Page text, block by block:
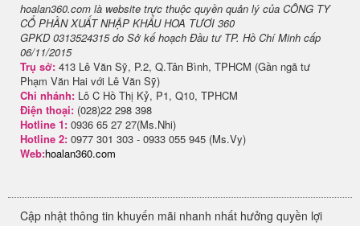
hoalan360.com là website trực thuộc quyền quản lý của CÔNG TY
CỔ PHẦN XUẤT NHẬP KHẨU HOA TƯƠI 360
GPKD 0313524315 do Sở kế hoạch Đầu tư TP. Hồ Chí Minh cấp
06/11/2015
Trụ sở: 413 Lê Văn Sỹ, P.2, Q.Tân Bình, TPHCM (Gần ngã tư
Phạm Văn Hai với Lê Văn Sỹ)
Chi nhánh: Lô C Hồ Thị Kỷ, P1, Q10, TPHCM
Điện thoại: (028)22 298 398
Hotline 1: 0936 65 27 27(Ms.Nhi)
Hotline 2: 0977 301 303 - 0933 055 945 (Ms.Vy)
Web:hoalan360.com
Cập nhật thông tin khuyến mãi nhanh nhất hưởng quyền lợi